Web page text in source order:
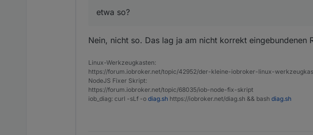
etwa so?
Nein, nicht so. Das lag ja am nicht korrekt
Linux-Werkzeugkasten:
https://forum.iobroker.net/topic/42952/der-kleine-iobroker-linux-
NodeJS Fixer Skript:
https://forum.iobroker.net/topic/68035/iob-node-fix-skript
iob_diag: curl -sLf -o diag.sh https://iobroker.net/diag.sh && bash diag.sh